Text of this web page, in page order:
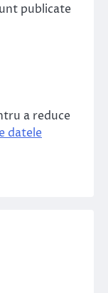
publicate
a reduce
datele